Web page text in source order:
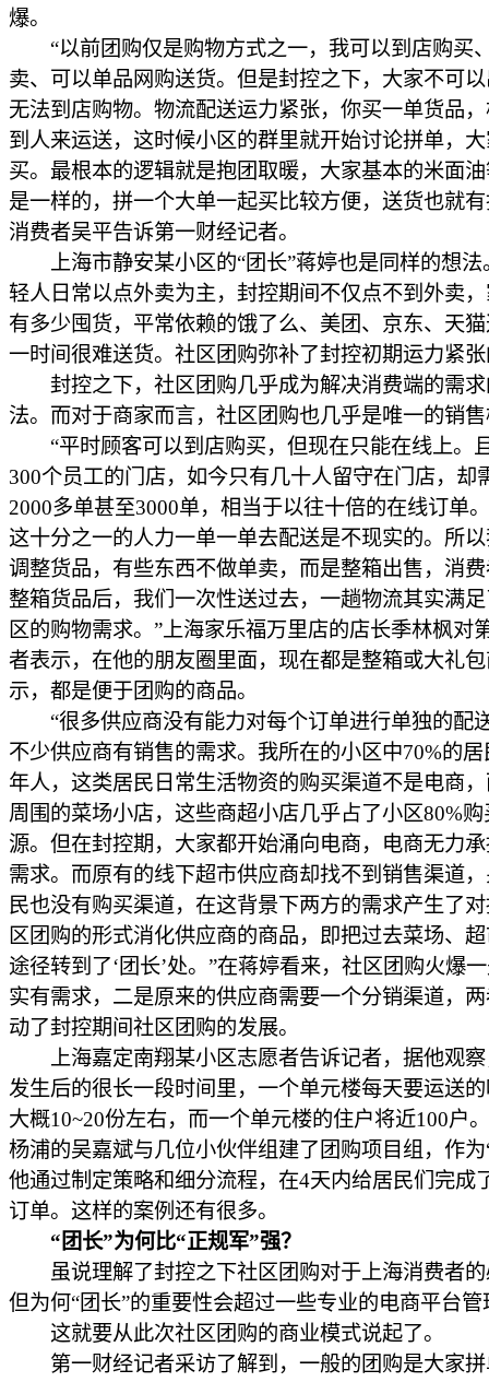
爆。
“以前团购仅是购物方式之一，我可以到店购买
卖、可以单品网购送货。但是封控之下，大家不可
无法到店购物。物流配送运力紧张，你买一单货品
到人来运送，这时候小区的群里就开始讨论拼单，
买。最根本的逻辑就是抱团取暖，大家基本的米面
是一样的，拼一个大单一起买比较方便，送货也就
消费者吴平告诉第一财经记者。
上海市静安某小区的“团长”蒋婷也是同样的想法
轻人日常以点外卖为主，封控期间不仅点不到外卖
有多少囤货，平常依赖的饿了么、美团、京东、天
一时间很难送货。社区团购弥补了封控初期运力紧
封控之下，社区团购几乎成为解决消费端的需求
法。而对于商家而言，社区团购也几乎是唯一的销
“平时顾客可以到店购买，但现在只能在线上。
300个员工的门店，如今只有几十人留守在门店，却
2000多单甚至3000单，相当于以往十倍的在线订单
这十分之一的人力一单一单去配送是不现实的。所
调整货品，有些东西不做单卖，而是整箱出售，消
整箱货品后，我们一次性送过去，一趟物流其实满
区的购物需求。”上海家乐福万里店的店长季林枫对
者表示，在他的朋友圈里面，现在都是整箱或大礼
示，都是便于团购的商品。
“很多供应商没有能力对每个订单进行单独的配
不少供应商有销售的需求。我所在的小区中70%的
年人，这类居民日常生活物资的购买渠道不是电商
周围的菜场小店，这些商超小店几乎占了小区80%
源。但在封控期，大家都开始涌向电商，电商无力
需求。而原有的线下超市供应商却找不到销售渠道
民也没有购买渠道，在这背景下两方的需求产生了
区团购的形式消化供应商的商品，即把过去菜场、
途径转到了‘团长’处。”在蒋婷看来，社区团购火爆
实有需求，二是原来的供应商需要一个分销渠道，
动了封控期间社区团购的发展。
上海嘉定南翔某小区志愿者告诉记者，据他观察
发生后的很长一段时间里，一个单元楼每天要运送
大概10~20份左右，而一个单元楼的住户将近100户
杨浦的吴嘉斌与几位小伙伴组建了团购项目组，作为
他通过制定策略和细分流程，在4天内给居民们完成
订单。这样的案例还有很多。
“团长”为何比“正规军”强？
虽说理解了封控之下社区团购对于上海消费者的
但为何“团长”的重要性会超过一些专业的电商平台管
这就要从此次社区团购的商业模式说起了。
第一财经记者采访了解到，一般的团购是大家拼